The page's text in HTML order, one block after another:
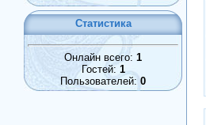
Статистика
Онлайн всего: 1
Гостей: 1
Пользователей: 0